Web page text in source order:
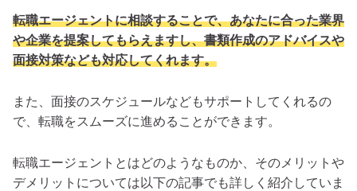
転職エージェントに相談することで、あなたに合った業界
や企業を提案してもらえますし、書類作成のアドバイスや
面接対策なども対応してくれます。
また、面接のスケジュールなどもサポートしてくれるの
で、転職をスムーズに進めることができます。
転職エージェントとはどのようなものか、そのメリットや
デメリットについては以下の記事でも詳しく紹介していま